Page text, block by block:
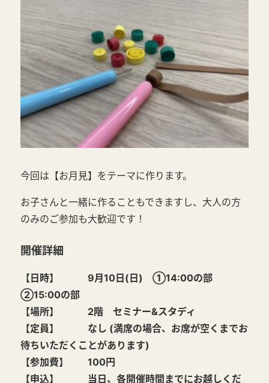
今回は【お月見】をテーマに作ります。
お子さんと一緒に作ることもできますし、大人の方
のみのご参加も大歓迎です！
開催詳細
【日時】 9月10日(日) ①14:00の部
②15:00の部
【場所】 2階 セミナー&スタディ
【定員】 なし (満席の場合、お席が空くまでお
待ちいただくことがあります)
【参加費】 100円
【申込】 当日、各開催時間までにお越しくだ